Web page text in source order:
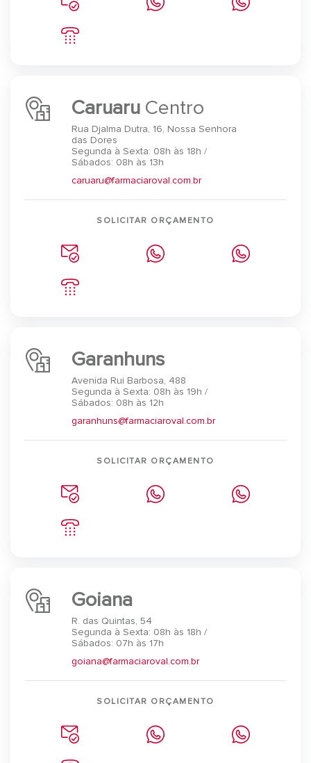
Caruaru Centro
Rua Djalma Dutra, 16, Nossa Senhora
das Dores
Segunda à Sexta: 08h às 18h /
Sábados: 08h às 13h
caruaru@farmaciaroval.com.br
SOLICITAR ORÇAMENTO
Garanhuns
Avenida Rui Barbosa, 488
Segunda à Sexta: 08h às 19h /
Sábados: 08h às 12h
garanhuns@farmaciaroval.com.br
SOLICITAR ORÇAMENTO
Goiana
R. das Quintas, 54
Segunda à Sexta: 08h às 18h /
Sábados: 07h às 17h
goiana@farmaciaroval.com.br
SOLICITAR ORÇAMENTO